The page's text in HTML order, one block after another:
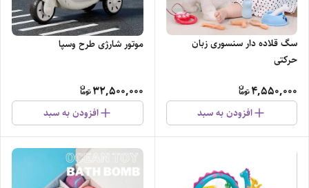
سگ قلاده دار سنسوری زبان
حرکتی
4,550,000
افزودن به سبد
موتور شارژی طرح وسپا
32,500,000
افزودن به سبد